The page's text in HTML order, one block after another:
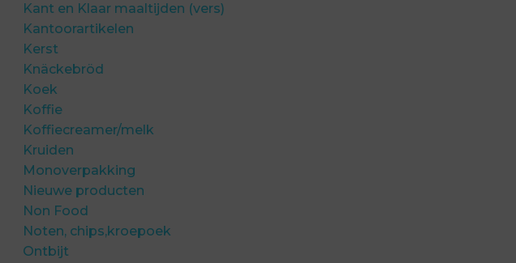
Kant en Klaar maaltijden (vers)
Kantoorartikelen
Kerst
Knäckebröd
Koek
Koffie
Koffiecreamer/melk
Kruiden
Monoverpakking
Nieuwe producten
Non Food
Noten, chips,kroepoek
Ontbijt